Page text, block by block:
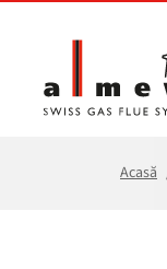
Sari la conținutul
Acasă